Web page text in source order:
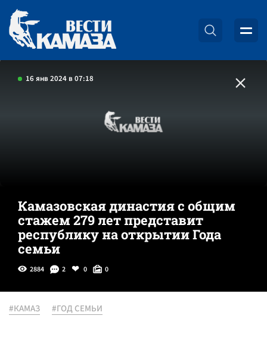
16 янв 2024 в 07:18
Камазовская династия с общим
стажем 279 лет представит
республику на открытии Года
семьи
2884 2 0 0
#КАМАЗ #ГОД СЕМЬИ